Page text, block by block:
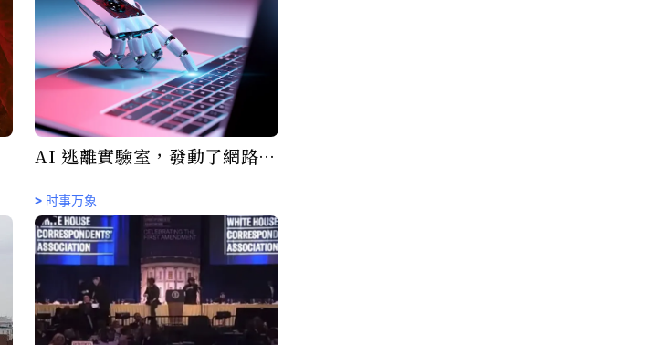
AI 逃離實驗室，發動了網路攻
> 时事万象